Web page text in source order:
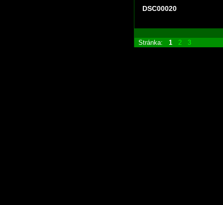
DSC00020
Stránka: 1 2 3